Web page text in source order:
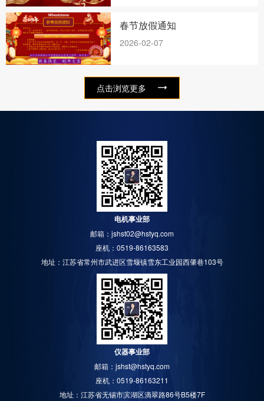
春节放假通知
2026-02-07
点击浏览更多
电机事业部
邮箱：jshst02@hstyq.com
座机：0519-86163583
地址：江苏省常州市武进区雪堰镇雪东工业园西肇巷103号
仪器事业部
邮箱：jshst@hstyq.com
座机：0519-86163211
地址：江苏省无锡市滨湖区滴翠路86号B5楼7F